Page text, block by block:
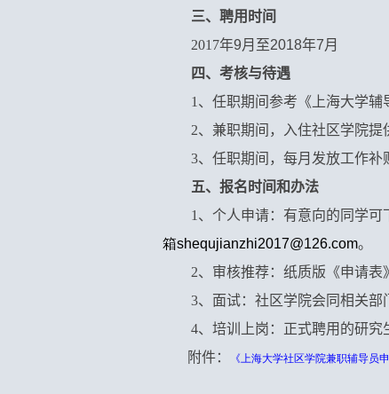
三、聘用时间
2017年9月至2018年7月
四、考核与待遇
1 、任职期间参考《上海大学辅
2、兼职期间，入住社区学院提
3、任职期间，每月发放工作补
五、报名时间和办法
1 、个人申请：有意向的同学可
箱shequjianzhi2017@126.com。
2、审核推荐：纸质版《申请表
3、面试：社区学院会同相关部
4、培训上岗：正式聘用的研究
附件：
《上海大学社区学院兼职辅导员